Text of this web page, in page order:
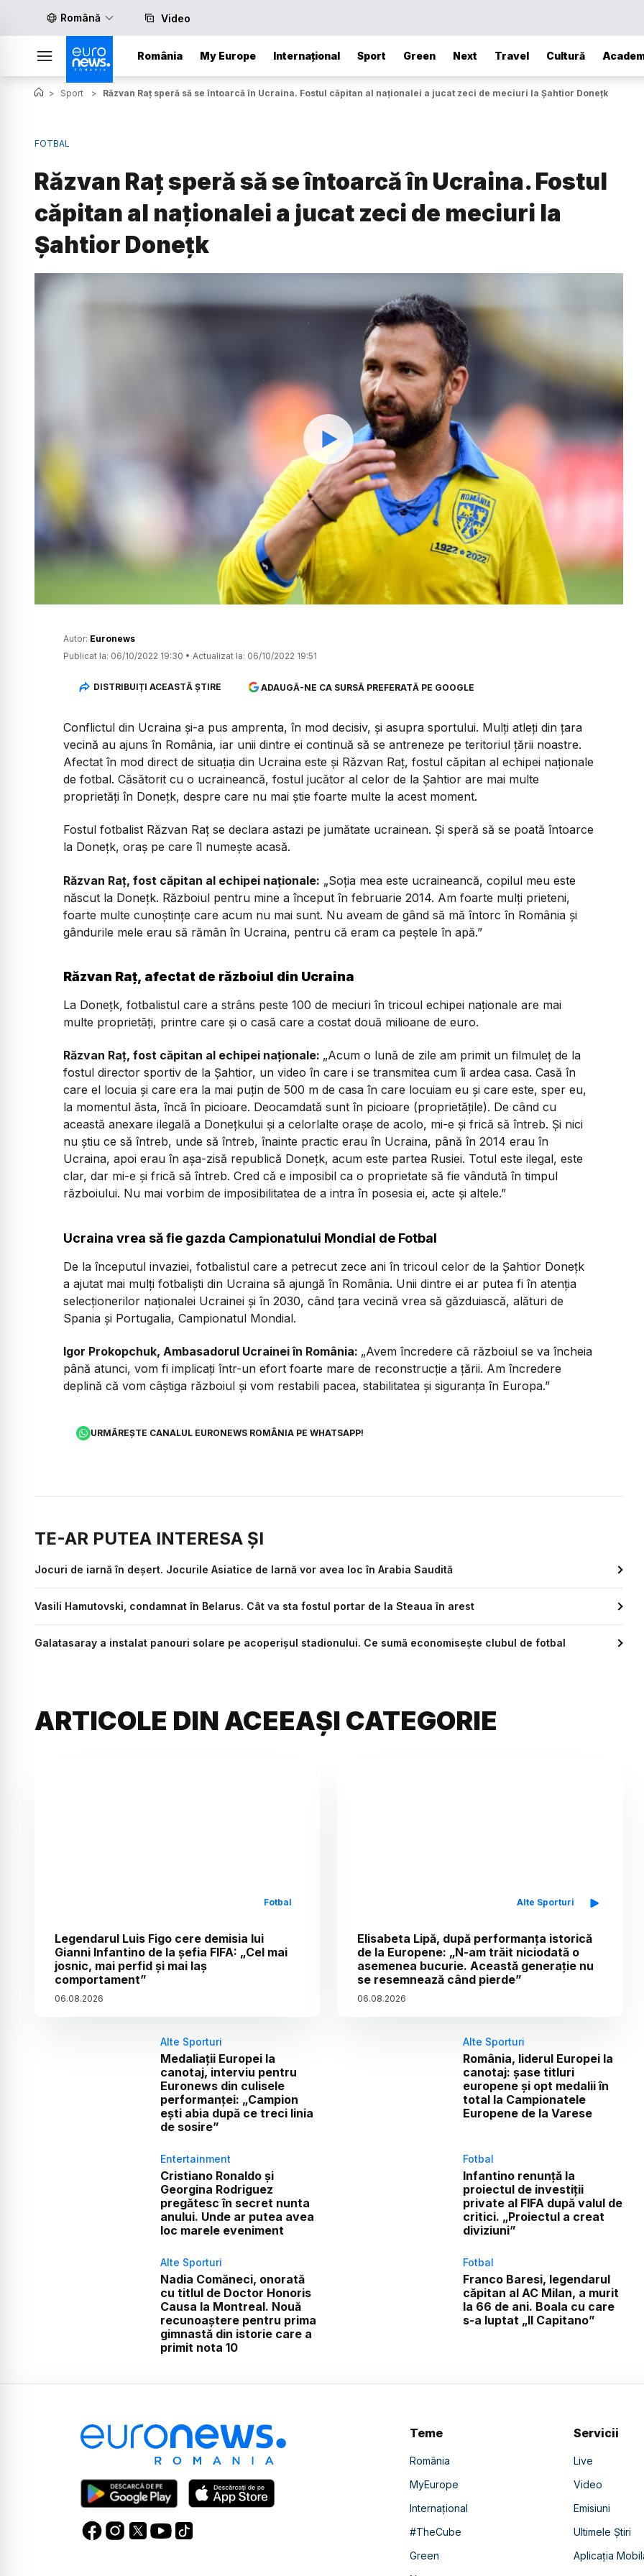
Română Video
România My Europe Internațional Sport Green Next Travel Cultură
> Sport > Răzvan Raț speră să se întoarcă în Ucraina. Fostul căpitan al naționalei a jucat zeci de meciuri la Șahtior Donețk
FOTBAL
Răzvan Raț speră să se întoarcă în Ucraina. Fostul
căpitan al naționalei a jucat zeci de meciuri la
Șahtior Donețk
Watch
Autor: Euronews
Publicat la: 06/10/2022 19:30 • Actualizat la: 06/10/2022 19:51
DISTRIBUIȚI ACEASTĂ ȘTIRE ADAUGĂ-NE CA SURSĂ PREFERATĂ PE GOOGLE
Conflictul din Ucraina și-a pus amprenta, în mod decisiv, și asupra sportului. Mulți atleți din țara
vecină au ajuns în România, iar unii dintre ei continuă să se antreneze pe teritoriul țării noastre.
Afectat în mod direct de situația din Ucraina este și Răzvan Raț, fostul căpitan al echipei naționale
de fotbal. Căsătorit cu o ucraineancă, fostul jucător al celor de la Șahtior are mai multe
proprietăți în Donețk, despre care nu mai știe foarte multe la acest moment.
Fostul fotbalist Răzvan Raț se declara astazi pe jumătate ucrainean. Și speră să se poată întoarce
la Donețk, oraș pe care îl numește acasă.
Răzvan Raț, fost căpitan al echipei naționale: „Soția mea este ucraineancă, copilul meu este
născut la Donețk. Războiul pentru mine a început în februarie 2014. Am foarte mulți prieteni,
foarte multe cunoștințe care acum nu mai sunt. Nu aveam de gând să mă întorc în România și
gândurile mele erau să rămân în Ucraina, pentru că eram ca peștele în apă.”
Răzvan Raț, afectat de războiul din Ucraina
La Donețk, fotbalistul care a strâns peste 100 de meciuri în tricoul echipei naționale are mai
multe proprietăți, printre care și o casă care a costat două milioane de euro.
Răzvan Raț, fost căpitan al echipei naționale: „Acum o lună de zile am primit un filmuleț de la
fostul director sportiv de la Șahtior, un video în care i se transmitea cum îi ardea casa. Casă în
care el locuia și care era la mai puțin de 500 m de casa în care locuiam eu și care este, sper eu,
la momentul ăsta, încă în picioare. Deocamdată sunt în picioare (proprietățile). De când cu
această anexare ilegală a Donețkului și a celorlalte orașe de acolo, mi-e și frică să întreb. Și nici
nu știu ce să întreb, unde să întreb, înainte practic erau în Ucraina, până în 2014 erau în
Ucraina, apoi erau în așa-zisă republică Donețk, acum este partea Rusiei. Totul este ilegal, este
clar, dar mi-e și frică să întreb. Cred că e imposibil ca o proprietate să fie vândută în timpul
războiului. Nu mai vorbim de imposibilitatea de a intra în posesia ei, acte și altele.”
Ucraina vrea să fie gazda Campionatului Mondial de Fotbal
De la începutul invaziei, fotbalistul care a petrecut zece ani în tricoul celor de la Șahtior Donețk
a ajutat mai mulți fotbaliști din Ucraina să ajungă în România. Unii dintre ei ar putea fi în atenția
selecționerilor naționalei Ucrainei și în 2030, când țara vecină vrea să găzduiască, alături de
Spania și Portugalia, Campionatul Mondial.
Igor Prokopchuk, Ambasadorul Ucrainei în România: „Avem încredere că războiul se va încheia
până atunci, vom fi implicați într-un efort foarte mare de reconstrucție a țării. Am încredere
deplină că vom câștiga războiul și vom restabili pacea, stabilitatea și siguranța în Europa.”
URMĂREȘTE CANALUL EURONEWS ROMÂNIA PE WHATSAPP!
TE-AR PUTEA INTERESA ȘI
Jocuri de iarnă în deșert. Jocurile Asiatice de Iarnă vor avea loc în Arabia Saudită
Vasili Hamutovski, condamnat în Belarus. Cât va sta fostul portar de la Steaua în arest
Galatasaray a instalat panouri solare pe acoperișul stadionului. Ce sumă economisește clubul de fotbal
ARTICOLE DIN ACEEAȘI CATEGORIE
Fotbal
Legendarul Luis Figo cere demisia lui
Gianni Infantino de la șefia FIFA: „Cel mai
josnic, mai perfid și mai laș
comportament”
06.08.2026
Alte Sporturi
Elisabeta Lipă, după performanța istorică
de la Europene: „N-am trăit niciodată o
asemenea bucurie. Această generație nu
se resemnează când pierde”
06.08.2026
Alte Sporturi
Medaliații Europei la
canotaj, interviu pentru
Euronews din culisele
performanței: „Campion
ești abia după ce treci linia
de sosire”
Alte Sporturi
România, liderul Europei la
canotaj: șase titluri
europene și opt medalii în
total la Campionatele
Europene de la Varese
Entertainment
Cristiano Ronaldo și
Georgina Rodriguez
pregătesc în secret nunta
anului. Unde ar putea avea
loc marele eveniment
Fotbal
Infantino renunță la
proiectul de investiții
private al FIFA după valul de
critici. „Proiectul a creat
diviziuni”
Alte Sporturi
Nadia Comăneci, onorată
cu titlul de Doctor Honoris
Causa la Montreal. Nouă
recunoaștere pentru prima
gimnastă din istorie care a
primit nota 10
Fotbal
Franco Baresi, legendarul
căpitan al AC Milan, a murit
la 66 de ani. Boala cu care
s-a luptat „Il Capitano”
Teme
România
MyEurope
Internațional
#TheCube
Green
Servicii
Live
Video
Emisiuni
Ultimele Știri
Aplicația